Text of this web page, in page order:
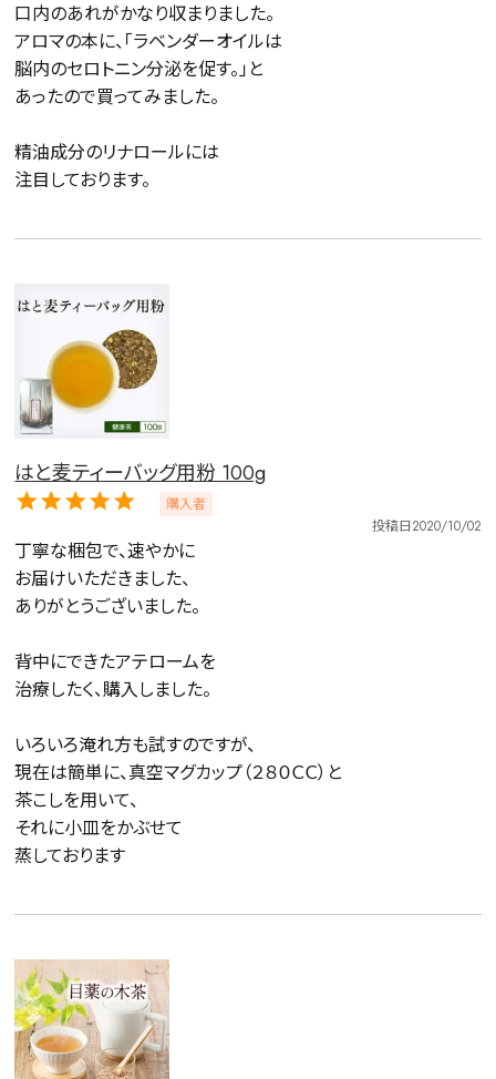
口内のあれがかなり収まりました。
アロマの本に、「ラベンダーオイルは
脳内のセロトニン分泌を促す。」と
あったので買ってみました。
精油成分のリナロールには
注目しております。
はと麦ティーバッグ用粉 100g
購入者
投稿日2020/10/02
丁寧な梱包で、速やかに
お届けいただきました、
ありがとうございました。
背中にできたアテロームを
治療したく、購入しました。
いろいろ淹れ方も試すのですが、
現在は簡単に、真空マグカップ（２８０ＣＣ）と
茶こしを用いて、
それに小皿をかぶせて